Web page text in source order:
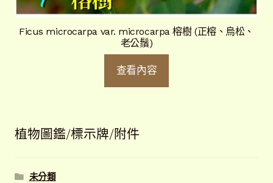
Ficus microcarpa var. microcarpa 榕樹 (正榕、烏松、
老公鬚)
查看內容
植物圖鑑/標示牌/附件
未分類